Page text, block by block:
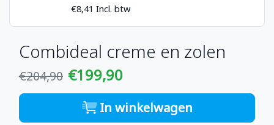
€8,41 Incl. btw
Combideal creme en zolen
€204,90 €199,90
In winkelwagen